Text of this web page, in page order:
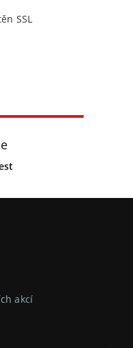
SSL
akcí